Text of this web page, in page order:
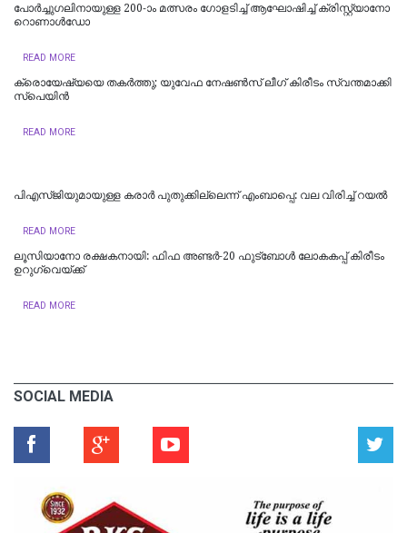
പോ​ർ​ച്ചു​ഗ​ലി​നാ​യു​ള്ള 200-ാം മ​ത്സ​രം ഗോ​ള​ടി​ച്ച് ആ​ഘോ​ഷി​ച്ച് ക്രി​സ്റ്റ്യാ​നോ
റൊ​ണാ​ൾ​ഡോ
READ MORE
ക്രൊ​യേ​ഷ്യ​യെ ത​ക​ർ​ത്തു; യു​വേ​ഫ നേ​ഷ​ണ്‍​സ് ലീ​ഗ് കി​രീ​ടം സ്വ​ന്ത​മാ​ക്കി
സ്പെ​യി​ൻ
READ MORE
പി​എ​സ്ജി​യു​മാ​യു​ള്ള ക​രാ​ർ പു​തു​ക്കി​ല്ലെ​ന്ന് എംബാ​പ്പെ: വല വിരിച്ച് റയൽ
READ MORE
ലൂ​സി​യാ​നോ ര​ക്ഷ​ക​നാ​യി: ഫി​ഫ അ​ണ്ട​ർ-20 ഫു​ട്ബോ​ൾ ലോ​ക​ക​പ്പ് കി​രീ​ടം
ഉ​റു​ഗ്വെ​യ്ക്ക്
READ MORE
SOCIAL MEDIA